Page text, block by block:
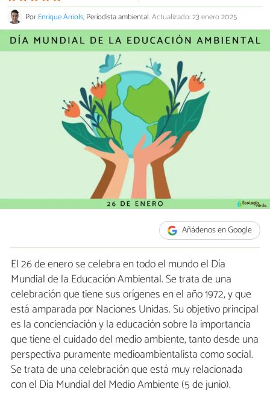
PorEnrique Arriols, Periodista ambiental.Actualizado: 23 enero 2025
Añádenos en Google
El 26 de enero se celebra en todo el mundo el Día
Mundial de la Educación Ambiental. Se trata de una
celebración que tiene sus orígenes en el año 1972, y que
está amparada por Naciones Unidas. Su objetivo principal
es la concienciación y la educación sobre la importancia
que tiene el cuidado del medio ambiente, tanto desde una
perspectiva puramente medioambientalista como social.
Se trata de una celebración que está muy relacionada
con el Día Mundial del Medio Ambiente (5 de junio).